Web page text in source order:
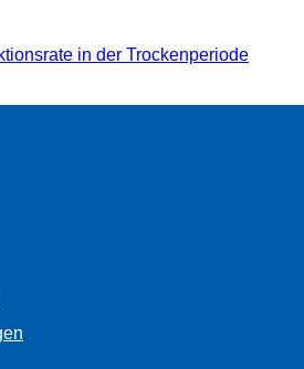
in der Trockenperiode